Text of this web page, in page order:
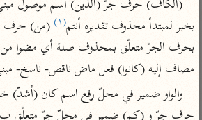
Type 1 or more
characters for results.
أمّهات
تفسير الطبري
تفسير ابن كثير
تفسير القرطبي
تفسير البغوي
عامّة
فتح البيان للقنوجي
فتح القدير للشوكاني
تفسير ابن جزي
بخبر لمبتدأ محذوف تقديره أنتم(١)
مضاف إليه (كانوا) فعل ماض ناقص- ناسخ-